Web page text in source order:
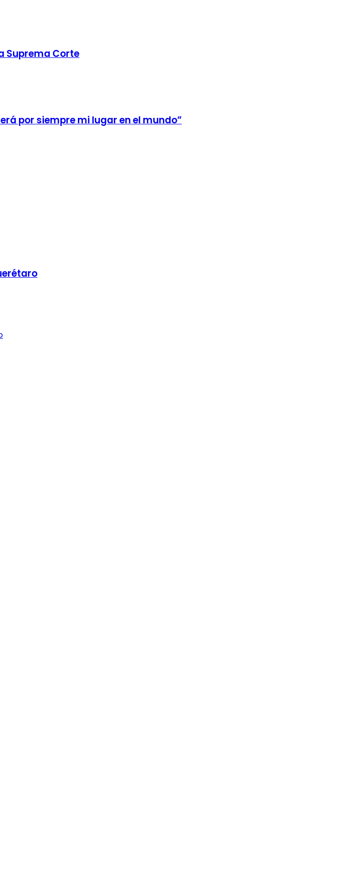
Suprema Corte
por siempre mi lugar en el mundo”